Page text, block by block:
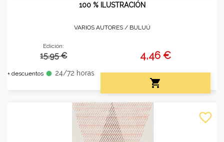
100 % ILUSTRACIÓN
VARIOS AUTORES / BULUÚ
Edición:
15.95 €
+ descuentos fiber_manual_record 24/72 horas
4,46 €

favorite_border